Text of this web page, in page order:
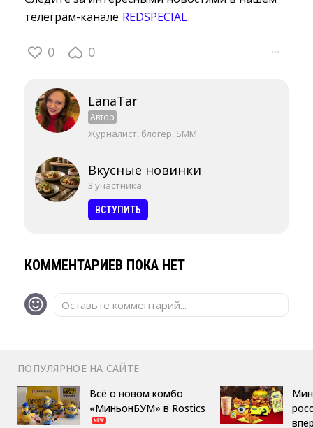
телеграм-канале REDSPECIAL.
0 0 ···
LanaTar
Автор
Журналист, блогер, SMM
Вкусные новинки
3 участника
ВСТУПИТЬ
КОММЕНТАРИЕВ ПОКА НЕТ
Оставьте комментарий...
ПОПУЛЯРНОЕ НА САЙТЕ
Всё о новом комбо
«МиньонБУМ» в Rostics